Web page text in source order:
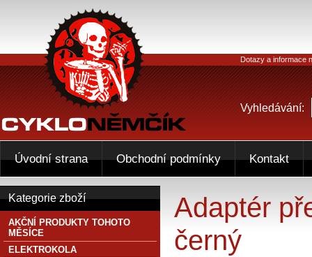
Adaptér
černý
Kategorie zboží
AKČNÍ PRODUKTY TOHOTO
MĚSÍCE
ELEKTROKOLA
Dotazy a informace
Vyhledávání:
Úvodní strana Obchodní podmínky Kontakt